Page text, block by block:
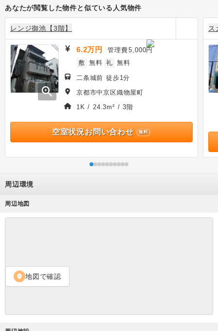
あなたが閲覧した物件と似ている人気物件
レンジ御池【3階】
zoom_in
6.2万円 管理費5,000円
敷 無料 礼 無料
二条城前 徒歩1分
京都市中京区織物屋町
1K / 24.3m² / 3階
空室状況お問い合わせ 無料
ス
周辺環境
周辺地図
location_on 地図で確認